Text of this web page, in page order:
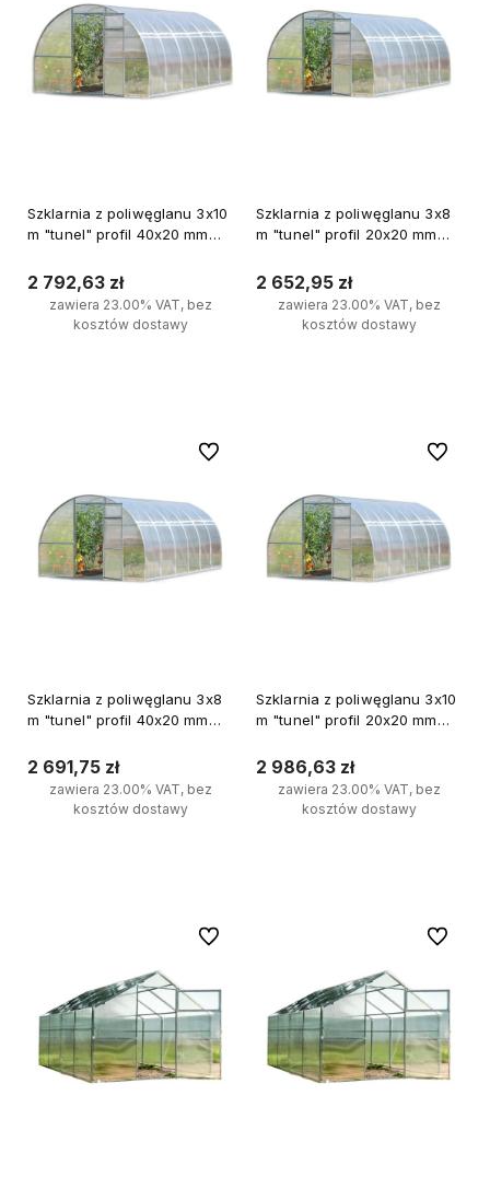
Szklarnia z poliwęglanu 3x10
m "tunel" profil 40x20 mm
2 792,63 zł
zawiera 23.00% VAT, bez
kosztów dostawy
Szklarnia z poliwęglanu 3x8
m "tunel" profil 20x20 mm
2 652,95 zł
zawiera 23.00% VAT, bez
kosztów dostawy
Szklarnia z poliwęglanu 3x8
m "tunel" profil 40x20 mm
2 691,75 zł
zawiera 23.00% VAT, bez
kosztów dostawy
Do ulubionych
Szklarnia z poliwęglanu 3x10
m "tunel" profil 20x20 mm
2 986,63 zł
zawiera 23.00% VAT, bez
kosztów dostawy
Do
Do ulubionych Do